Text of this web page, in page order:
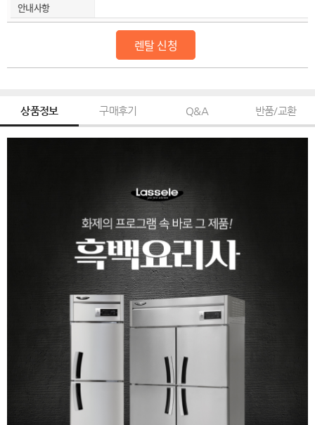
안내사항
렌탈 신청
상품정보 구매후기 Q&A 반품/교환